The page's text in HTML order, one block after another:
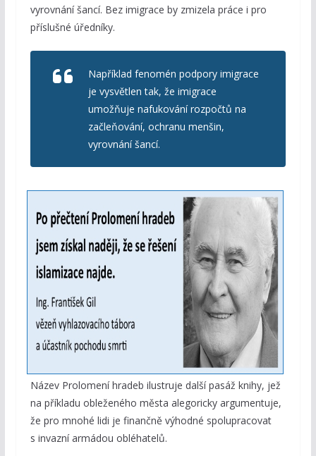
vyrovnání šancí. Bez imigrace by zmizela práce i pro
příslušné úředníky.
Například fenomén podpory imigrace
je vysvětlen tak, že imigrace
umožňuje nafukování rozpočtů na
začleňování, ochranu menšin,
vyrovnání šancí.
Název Prolomení hradeb ilustruje další pasáž knihy, jež
na příkladu obleženého města alegoricky argumentuje,
že pro mnohé lidi je finančně výhodné spolupracovat
s invazní armádou obléhatelů.